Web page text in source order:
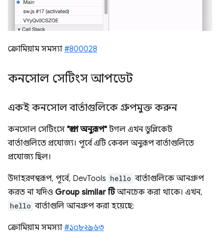
ক্রোমিয়াম সমস্যা #800028
কনসোল সেটিংস আপডেট
একই কনসোল বার্তাগুলিকে গ্রুপমুক্ত করুন
কনসোল সেটিংসে "গ্রুপ অনুরূপ" টগল এখন ডুপ্লিকেট
বার্তাগুলিতে প্রযোজ্য। পূর্বে এটি কেবল অনুরূপ বার্তাগুলিতে
প্রযোজ্য ছিল।
উদাহরণস্বরূপ, পূর্বে, DevTools hello বার্তাগুলিকে আনগ্রুপ
করত না যদিও Group similar টিআনচেক করা থাকে। এখন,
hello বার্তাগুলি আনগ্রুপ করা হয়েছে:
ক্রোমিয়াম সমস্যা #১০৮২৯৬৩